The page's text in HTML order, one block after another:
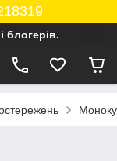
блогерів.